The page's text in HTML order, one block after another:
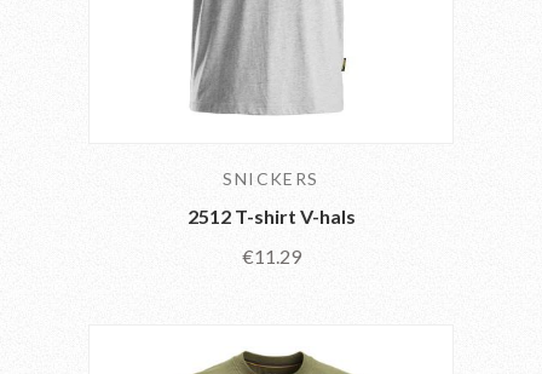
SNICKERS
2512 T-shirt V-hals
€11.29